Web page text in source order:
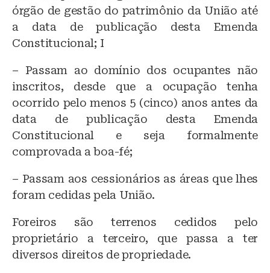
órgão de gestão do patrimônio da União até
a data de publicação desta Emenda
Constitucional; I
– Passam ao domínio dos ocupantes não
inscritos, desde que a ocupação tenha
ocorrido pelo menos 5 (cinco) anos antes da
data de publicação desta Emenda
Constitucional e seja formalmente
comprovada a boa-fé;
– Passam aos cessionários as áreas que lhes
foram cedidas pela União.
Foreiros são terrenos cedidos pelo
proprietário a terceiro, que passa a ter
diversos direitos de propriedade.